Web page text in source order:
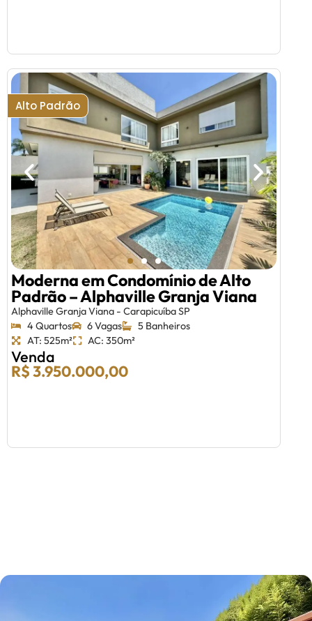
Alto Padrão
Moderna em Condomínio de Alto
Padrão – Alphaville Granja Viana
Alphaville Granja Viana - Carapicuíba SP
4 Quartos
6 Vagas
5 Banheiros
AT: 525m²
AC: 350m²
Venda
R$ 3.950.000,00